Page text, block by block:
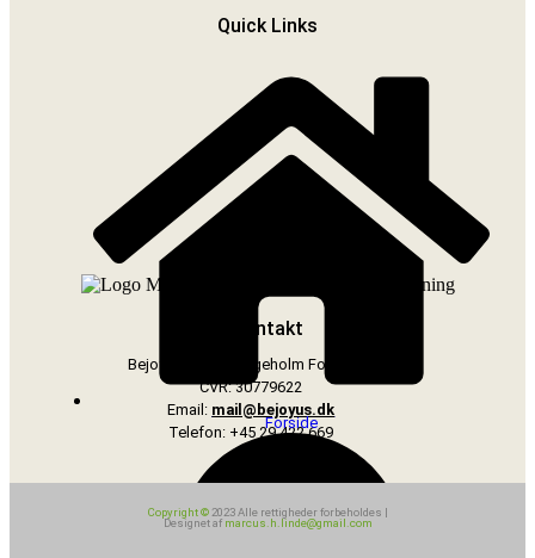
Kontakt
Bejoyus v/Iben Bøgeholm Folkmann
CVR: 30779622
Email: mail@bejoyus.dk
Telefon: +45 29 422 669
Quick Links
Forside
Copyright ©2023 Alle rettigheder forbeholdes |
Designet afmarcus.h.linde@gmail.com